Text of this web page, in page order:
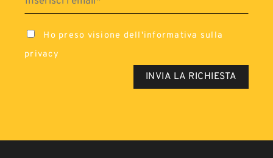
Ho preso visione dell'informativa sulla
privacy